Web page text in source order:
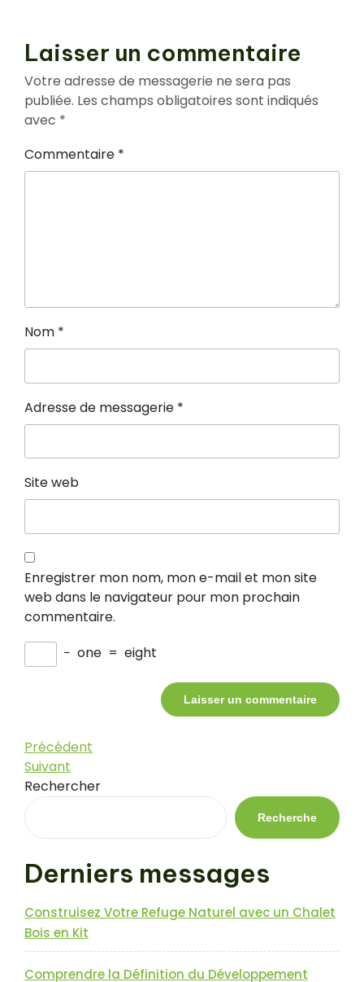
Laisser un commentaire
Votre adresse de messagerie ne sera pas
publiée. Les champs obligatoires sont indiqués
avec *
Commentaire *
Nom *
Adresse de messagerie *
Site web
Enregistrer mon nom, mon e-mail et mon site
web dans le navigateur pour mon prochain
commentaire.
− one = eight
Navigation
de
l’article
Article
précédent
Précédent
Article
suivant
Suivant
Rechercher
Recherche
Derniers messages
Construisez Votre Refuge Naturel avec un Chalet
Bois en Kit
Comprendre la Définition du Développement